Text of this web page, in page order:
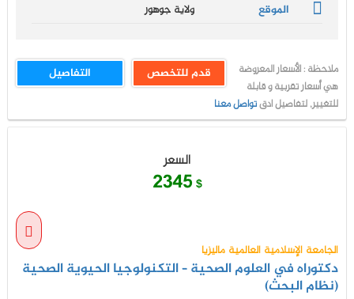
الموقع
ولاية جوهور
التفاصيل قدم للتخصص
ملاحظة : الأسعار المعروضة
هي أسعار تقربية و قابلة
للتغيير, لتفاصيل ادقتواصل معنا
السعر
2345 $
الجامعة الإسلامية العالمية ماليزيا
دكتوراه في العلوم الصحية – التكنولوجيا الحيوية الصحية
(نظام البحث)